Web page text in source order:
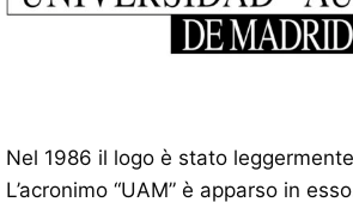
Nel 1986 il logo è stato
L’acronimo “UAM” è apparso in